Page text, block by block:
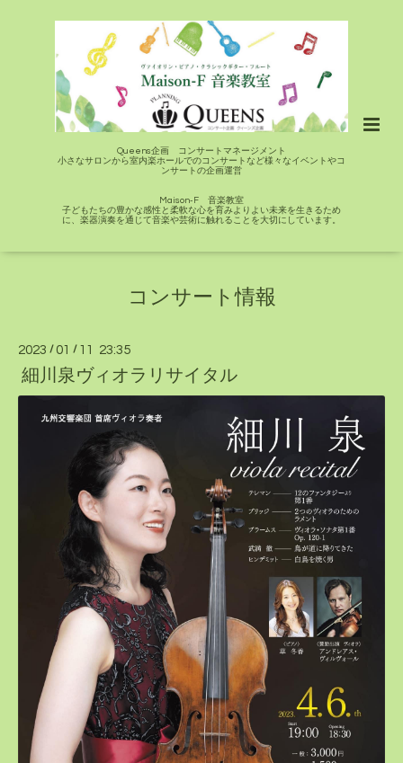
Queens企画 コンサートマネージメント
小さなサロンから室内楽ホールでのコンサートなど様々なイベントやコ
ンサートの企画運営
Maison-F 音楽教室
子どもたちの豊かな感性と柔軟な心を育みよりよい未来を生きるため
に、楽器演奏を通じて音楽や芸術に触れることを大切にしています。
コンサート情報
2023 / 01 / 11 23:35
細川泉ヴィオラリサイタル